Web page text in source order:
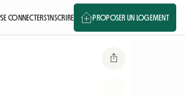
SE CONNECTERS'INSCRIRE PROPOSER UN LOGEMENT